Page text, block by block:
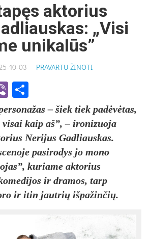
aktorius
„Visi
unikalūs”
10-03 PRAVARTU ŽINOTI
Viber
– šiek tiek padėvėtas,
visai kaip aš”, – ironizuoja
Nerijus Gadliauskas.
pasirodys jo mono
kuriame aktorius
ir dramos, tarp
ir itin jautrių išpažinčių.